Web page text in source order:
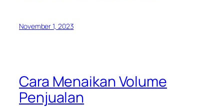
November 1, 2023
Cara Menaikan Volume
Penjualan